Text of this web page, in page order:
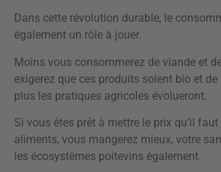
Dans cette révolution durable, le
également un rôle à jouer.
Moins vous consommerez de viande et
exigerez que ces produits soient bio et
plus les pratiques agricoles évolueront.
Si vous êtes prêt à mettre le prix qu’il
aliments, vous mangerez mieux, votre
les écosystèmes poitevins également.